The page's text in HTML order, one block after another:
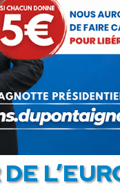
leur pays
LES
AU